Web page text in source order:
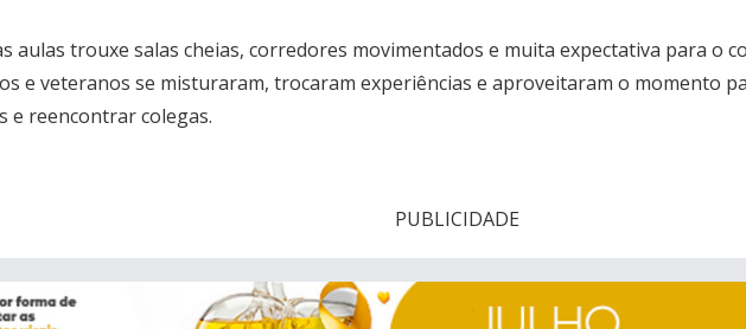
aulas trouxe salas cheias, corredores movimentados e muita expectativa para o
e veteranos se misturaram, trocaram experiências e aproveitaram o momento
e reencontrar colegas.
PUBLICIDADE